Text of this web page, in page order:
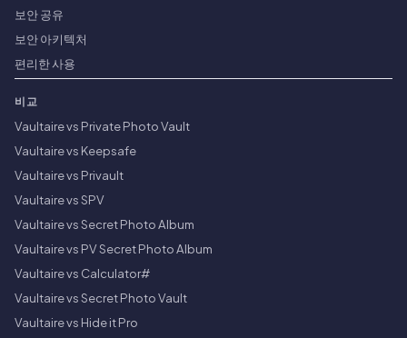
보안 공유
보안 아키텍처
편리한 사용
비교
Vaultaire vs Private Photo Vault
Vaultaire vs Keepsafe
Vaultaire vs Privault
Vaultaire vs SPV
Vaultaire vs Secret Photo Album
Vaultaire vs PV Secret Photo Album
Vaultaire vs Calculator#
Vaultaire vs Secret Photo Vault
Vaultaire vs Hide it Pro